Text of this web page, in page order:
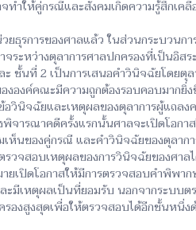
ำให้คู่กรณีและสังคมเกิดความรู้สึกเ
รการของศาลแล้ว ในส่วนกระบวนก
ระหว่างตุลาการศาลปกครองที่เป็น
นที่ 2 เป็นการเสนอคำวินิจฉัยโดยตุ
งค์คณะมีความถูกต้องรอบคอบมากยิ่
วินิจฉัยและเหตุผลของตุลาการผู้แถ
รณาคดีครั้งแรกนั้นศาลจะเปิดโอกา
ห็นของคู่กรณี และคำวินิจฉัยของตุลา
จสอบเหตุผลของการวินิจฉัยของศา
ยเปิดโอกาสให้มีการตรวจสอบคำพิพ
มีเหตุผลเป็นที่ยอมรับ นอกจากระบ
องสูงสุดเพื่อให้ตรวจสอบได้อีกชั้นหนึ่ง